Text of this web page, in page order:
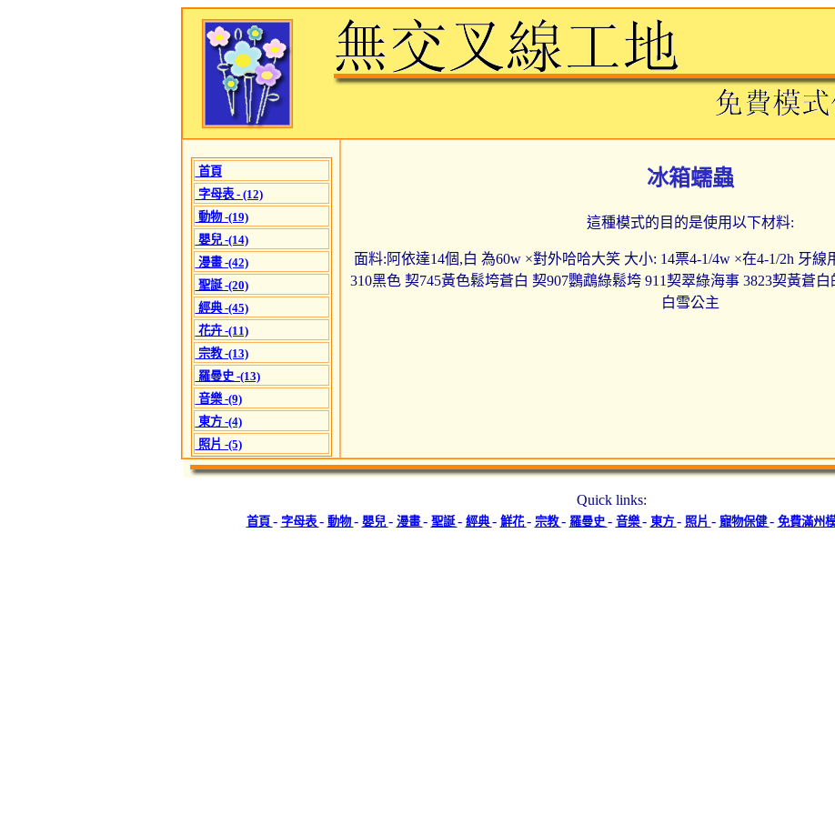
首頁
字母表 - (12)
動物 -(19)
嬰兒 -(14)
漫畫 -(42)
聖誕 -(20)
經典 -(45)
花卉 -(11)
宗教 -(13)
羅曼史 -(13)
音樂 -(9)
東方 -(4)
照片 -(5)
冰箱蠕蟲
這種模式的目的是使用以下材料:
面料:阿依達14個,白 為60w ×對外哈哈大笑 大小: 14票4-1/4w ×在4-1/2h 牙
310黑色 契745黃色鬆垮蒼白 契907鸚鵡綠鬆垮 911契翠綠海事 3823契黃蒼
白雪公主
Quick links:
首頁 - 字母表 - 動物- 嬰兒- 漫畫- 聖誕- 經典- 鮮花- 宗教- 羅曼史 - 音樂- 東方 - 照片 - 寵物保健- 免費滿州